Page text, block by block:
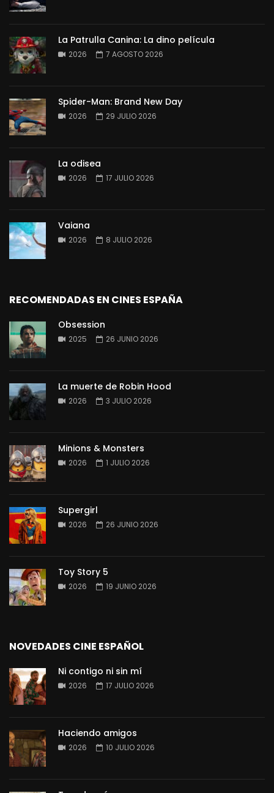
La Patrulla Canina: La dino película
2026 7 AGOSTO 2026
Spider-Man: Brand New Day
2026 29 JULIO 2026
La odisea
2026 17 JULIO 2026
Vaiana
2026 8 JULIO 2026
RECOMENDADAS EN CINES ESPAÑA
Obsession
2025 26 JUNIO 2026
La muerte de Robin Hood
2026 3 JULIO 2026
Minions & Monsters
2026 1 JULIO 2026
Supergirl
2026 26 JUNIO 2026
Toy Story 5
2026 19 JUNIO 2026
NOVEDADES CINE ESPAÑOL
Ni contigo ni sin mí
2026 17 JULIO 2026
Haciendo amigos
2026 10 JULIO 2026